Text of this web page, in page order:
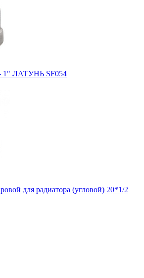
1" ЛАТУНЬ SF054
для радиатора (угловой) 20*1/2